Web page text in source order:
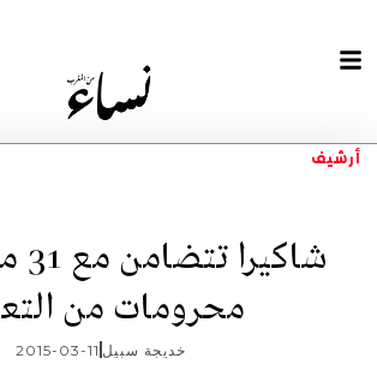
أرشيف
محرومات من
خديجة سبيل 2015-03-11